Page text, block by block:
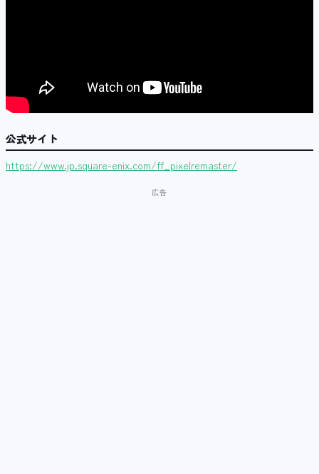
公式サイト
https://www.jp.square-enix.com/ff_pixelremaster/